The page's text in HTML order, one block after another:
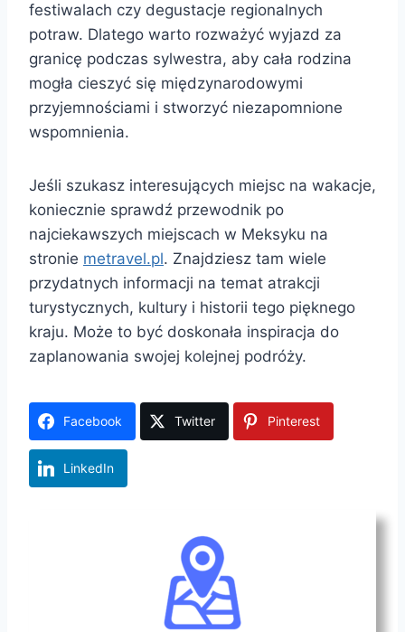
festiwalach czy degustacje regionalnych
potraw. Dlatego warto rozważyć wyjazd za
granicę podczas sylwestra, aby cała rodzina
mogła cieszyć się międzynarodowymi
przyjemnościami i stworzyć niezapomnione
wspomnienia.
Jeśli szukasz interesujących miejsc na wakacje,
koniecznie sprawdź przewodnik po
najciekawszych miejscach w Meksyku na
stronie metravel.pl. Znajdziesz tam wiele
przydatnych informacji na temat atrakcji
turystycznych, kultury i historii tego pięknego
kraju. Może to być doskonała inspiracja do
zaplanowania swojej kolejnej podróży.
Facebook Twitter Pinterest
LinkedIn